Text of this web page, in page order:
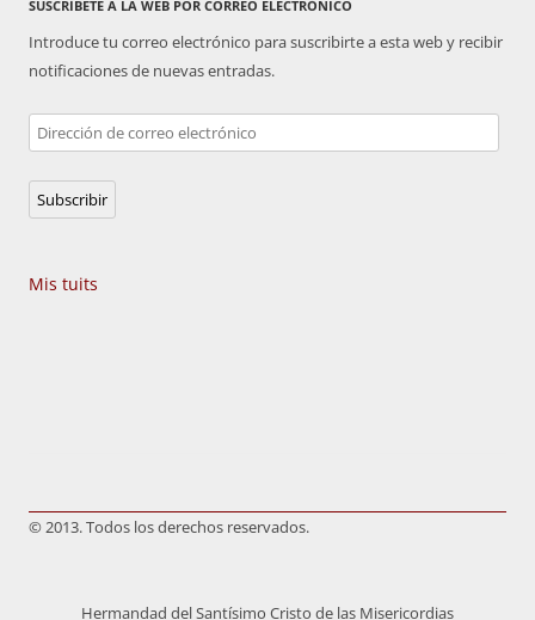
SUSCRÍBETE A LA WEB POR CORREO ELECTRÓNICO
Introduce tu correo electrónico para suscribirte a esta web y recibir
notificaciones de nuevas entradas.
Dirección
de
correo
electrónico
Subscribir
Mis tuits
© 2013. Todos los derechos reservados.
Hermandad del Santísimo Cristo de las Misericordias